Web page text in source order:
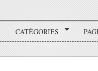
CATÉGORIES